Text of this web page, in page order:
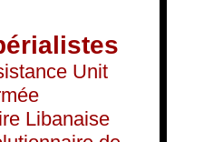
Unit
Libanaise